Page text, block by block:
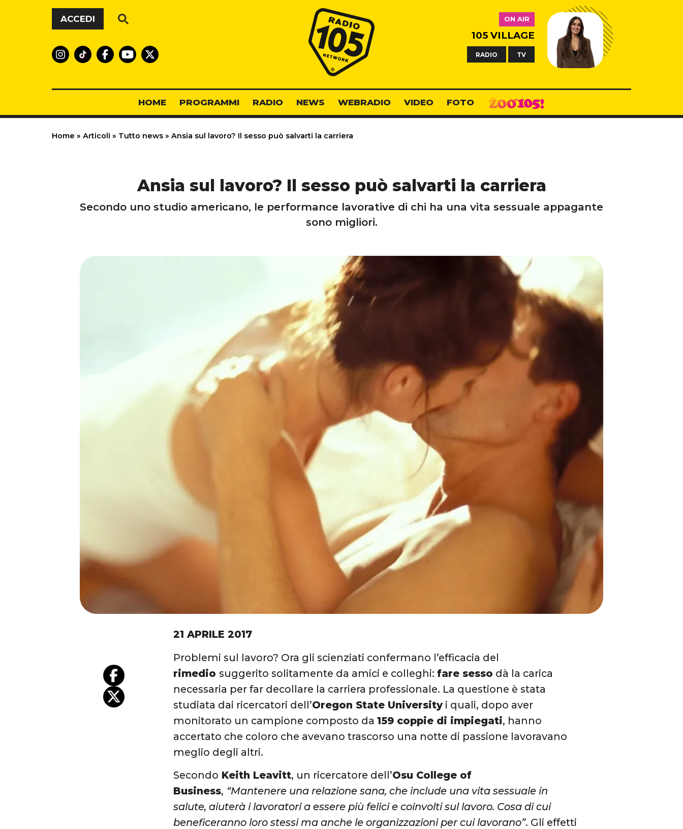
Vai al contenuto
ACCEDI
Radio 105
ON AIR
105 VILLAGE
RADIO TV
HOME PROGRAMMI RADIO NEWS WEBRADIO VIDEO FOTO
Home » Articoli » Tutto news » Ansia sul lavoro? Il sesso può salvarti la carriera
Ansia sul lavoro? Il sesso può salvarti la carriera
Secondo uno studio americano, le performance lavorative di chi ha una vita sessuale appagante
sono migliori.
21 APRILE 2017
Problemi sul lavoro? Ora gli scienziati confermano l’efficacia del
rimediosuggerito solitamente da amici e colleghi:fare sesso dà la carica
necessaria per far decollare la carriera professionale. La questione è stata
studiata dai ricercatori dell’Oregon State Universityi quali, dopo aver
monitorato un campione composto da159 coppie di impiegati, hanno
accertato che coloro che avevano trascorso una notte di passione lavoravano
meglio degli altri.
Secondo Keith Leavitt, un ricercatore dell’Osu College of
Business, “Mantenere una relazione sana, che include una vita sessuale in
salute, aiuterà i lavoratori a essere più felici e coinvolti sul lavoro. Cosa di cui
beneficeranno loro stessi ma anche le organizzazioni per cui lavorano”. Gli effetti